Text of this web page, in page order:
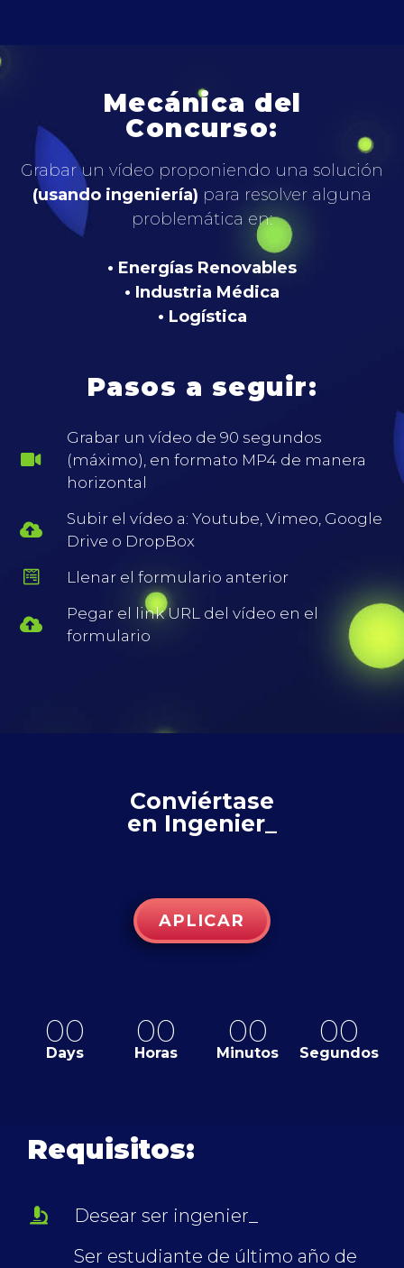
Mecánica del
Concurso:
Grabar un vídeo proponiendo una solución
(usando ingeniería) para resolver alguna
problemática en:
• Energías Renovables
• Industria Médica
• Logística
Pasos a seguir:
Grabar un vídeo de 90 segundos
(máximo), en formato MP4 de manera
horizontal
Subir el vídeo a: Youtube, Vimeo, Google
Drive o DropBox
Llenar el formulario anterior
Pegar el link URL del vídeo en el
formulario
Conviértase
en Ingenier_
APLICAR
00
Days
00
Horas
00
Minutos
00
Segundos
Requisitos:
Desear ser ingenier_
Ser estudiante de último año de